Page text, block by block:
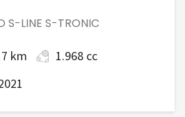
S-LINE S-TRONIC
km
1.968 cc